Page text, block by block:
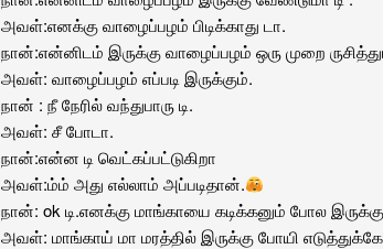
அவள்:எனக்கு வாழைப்பழம் பிடிக்காது டா.
நான்:என்னிடம் இருக்கு வாழைப்பழம் ஒரு முறை
அவள்: வாழைப்பழம் எப்படி இருக்கும்.
நான் : நீ நேரில் வந்துபாரு டி.
அவள்: சீ போடா.
நான்:என்ன டி வெட்கப்பட்டுகிறா
அவள்:ம்ம் அது எல்லாம் அப்படிதான்.
நான்: ok டி.எனக்கு மாங்காயை கடிக்கனும் போல இருக்கு
அவள்: மாங்காய் மா மரத்தில் இருக்கு போயி